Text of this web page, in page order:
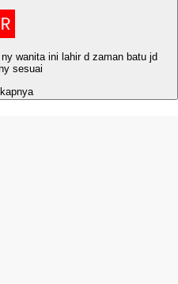
wanita ini lahir d zaman batu jd
sesuai